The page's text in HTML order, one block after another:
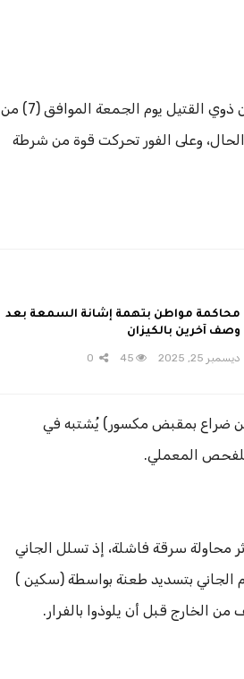
وتعود خلفية البلاغ بحسب متابعات المكتب الصحفي للشرطة، إلى تلقي بلاغ من ذوي القتيل يوم الجمعة الموافق (7) من
الحال، وعلى الفور تحركت قوة من شرطة
محاكمة مواطن بتهمة إشانة السمعة بعد
وصف آخرين بالكيزان
ديسمبر 25, 2025 45
ضراع بمقبض مكسور) يُشتبه في
للفحص المعملي.
محاولة سرقة فاشلة، إذ تسلل الجاني
الجاني بتسديد طعنة بواسطة (سكين )
الخارج قبل أن يلوذوا بالفرار.